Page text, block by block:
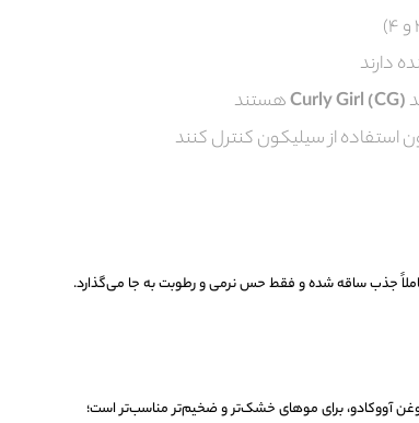
دارند
Curly Girl (CG)هستند
استفاده از سیلیکون کنترل کنند
جذب ساقه شده و فقط حس نرمی و رطوبت به جا می‌گذارد.
آووکادو، برای موهای خشک‌تر و ضخیم‌تر مناسب‌تر است؛